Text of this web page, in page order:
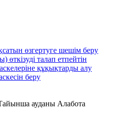
өзгертуге шешім беру
талап етпейтін
құқықтарды алу
беру
ауданы Алабота